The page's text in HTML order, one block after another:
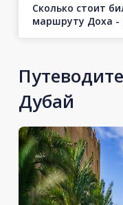
Сколько стоит
маршруту Доха -
Дубай